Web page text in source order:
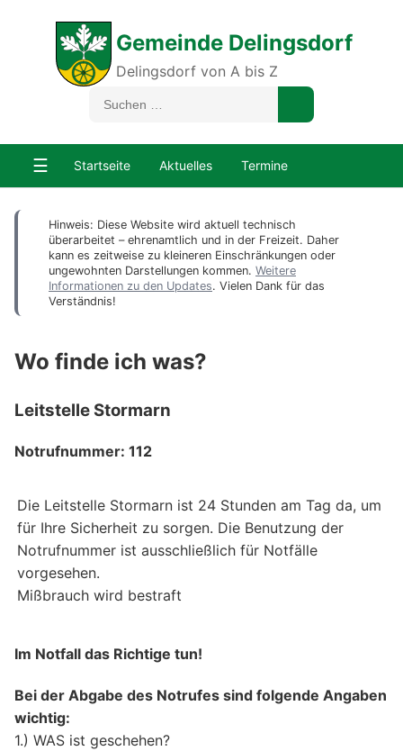
Gemeinde Delingsdorf
Delingsdorf von A bis Z
☰ Startseite Aktuelles Termine
Hinweis: Diese Website wird aktuell technisch
überarbeitet – ehrenamtlich und in der Freizeit. Daher
kann es zeitweise zu kleineren Einschränkungen oder
ungewohnten Darstellungen kommen. Weitere
Informationen zu den Updates. Vielen Dank für das
Verständnis!
Wo finde ich was?
Leitstelle Stormarn
Notrufnummer: 112
Die Leitstelle Stormarn ist 24 Stunden am Tag da, um
für Ihre Sicherheit zu sorgen. Die Benutzung der
Notrufnummer ist ausschließlich für Notfälle
vorgesehen.
Mißbrauch wird bestraft
Im Notfall das Richtige tun!
Bei der Abgabe des Notrufes sind folgende Angaben
wichtig:
1.) WAS ist geschehen?